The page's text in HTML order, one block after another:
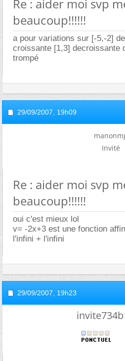
Re : aider moi svp
beaucoup!!!!!!
a pour variations sur [-5,-2]
croissante [1,3] decroissante
trompé
29/09/2007, 19h09
Invité
Re : aider moi svp
beaucoup!!!!!!
oui c'est mieux lol
v= -2x+3 est une fonction
l'infini + l'infini
29/09/2007, 19h23